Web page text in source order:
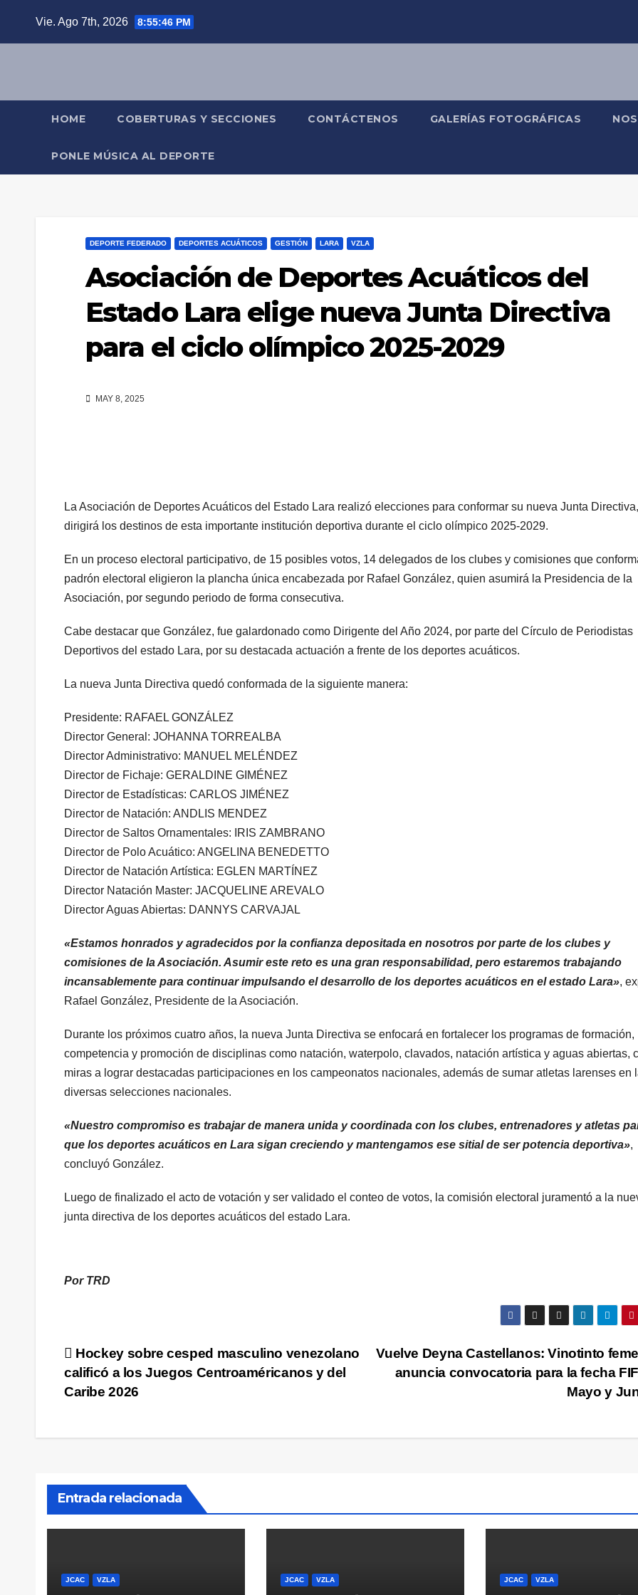
Vie. Ago 7th, 2026 8:55:47 PM
HOME COBERTURAS Y SECCIONES CONTÁCTENOS GALERÍAS FOTOGRÁFICAS
PONLE MÚSICA AL DEPORTE
DEPORTE FEDERADO DEPORTES ACUÁTICOS GESTIÓN LARA VZLA
Asociación de Deportes Acuáticos del
Estado Lara elige nueva Junta Directiva
para el ciclo olímpico 2025-2029
MAY 8, 2025
La Asociación de Deportes Acuáticos del Estado Lara realizó elecciones para conformar su nueva Junta
dirigirá los destinos de esta importante institución deportiva durante el ciclo olímpico 2025-2029.
En un proceso electoral participativo, de 15 posibles votos, 14 delegados de los clubes y comisiones que
padrón electoral eligieron la plancha única encabezada por Rafael González, quien asumirá la Presidencia de la
Asociación, por segundo periodo de forma consecutiva.
Cabe destacar que González, fue galardonado como Dirigente del Año 2024, por parte del Círculo de Periodistas
Deportivos del estado Lara, por su destacada actuación a frente de los deportes acuáticos.
La nueva Junta Directiva quedó conformada de la siguiente manera:
Presidente: RAFAEL GONZÁLEZ
Director General: JOHANNA TORREALBA
Director Administrativo: MANUEL MELÉNDEZ
Director de Fichaje: GERALDINE GIMÉNEZ
Director de Estadísticas: CARLOS JIMÉNEZ
Director de Natación: ANDLIS MENDEZ
Director de Saltos Ornamentales: IRIS ZAMBRANO
Director de Polo Acuático: ANGELINA BENEDETTO
Director de Natación Artística: EGLEN MARTÍNEZ
Director Natación Master: JACQUELINE AREVALO
Director Aguas Abiertas: DANNYS CARVAJAL
«Estamos honrados y agradecidos por la confianza depositada en nosotros por parte de los clubes y
comisiones de la Asociación. Asumir este reto es una gran responsabilidad, pero estaremos trabajando
incansablemente para continuar impulsando el desarrollo de los deportes acuáticos en el estado Lara»,
Rafael González, Presidente de la Asociación.
Durante los próximos cuatro años, la nueva Junta Directiva se enfocará en fortalecer los programas de formación,
competencia y promoción de disciplinas como natación, waterpolo, clavados, natación artística y aguas abiertas,
miras a lograr destacadas participaciones en los campeonatos nacionales, además de sumar atletas larenses en
diversas selecciones nacionales.
«Nuestro compromiso es trabajar de manera unida y coordinada con los clubes, entrenadores y atletas
que los deportes acuáticos en Lara sigan creciendo y mantengamos ese sitial de ser potencia deportiva»,
concluyó González.
Luego de finalizado el acto de votación y ser validado el conteo de votos, la comisión electoral juramentó a la
junta directiva de los deportes acuáticos del estado Lara.
Por TRD
Navegación
de
Vuelve Deyna Castellanos: Vinotinto
anuncia convocatoria para la fecha
Mayo y
Hockey sobre cesped masculino venezolano
calificó a los Juegos Centroaméricanos y del
Caribe 2026
Entrada relacionada
JCAC VZLA JCAC VZLA JCAC VZLA